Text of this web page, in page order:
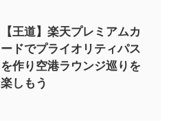
【王道】楽天プレミアムカ
ードでプライオリティパス
を作り空港ラウンジ巡りを
楽しもう